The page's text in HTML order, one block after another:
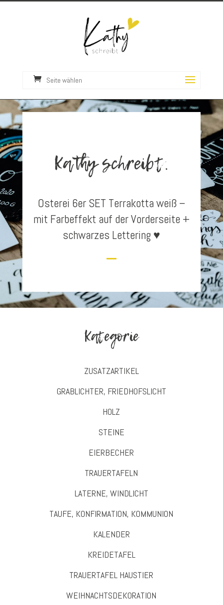
Seite wählen
Kathy schreibt.
Osterei 6er SET Terrakotta weiß –
mit Farbeffekt auf der Vorderseite +
schwarzes Lettering ♥
Kategorie
ZUSATZARTIKEL
GRABLICHTER, FRIEDHOFSLICHT
HOLZ
STEINE
EIERBECHER
TRAUERTAFELN
LATERNE, WINDLICHT
TAUFE, KONFIRMATION, KOMMUNION
KALENDER
KREIDETAFEL
TRAUERTAFEL HAUSTIER
WEIHNACHTSDEKORATION